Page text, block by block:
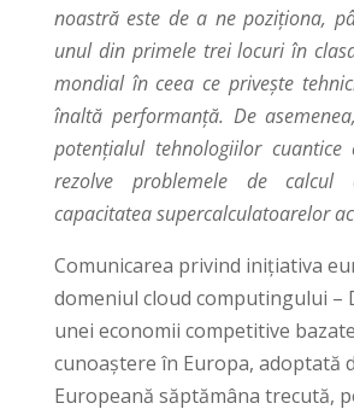
noastră este de a ne poziționa,
unul din primele trei locuri în
mondial în ceea ce privește
înaltă performanță. De
potențialul tehnologiilor
rezolve problemele de calcul
capacitatea supercalculatoarelor
Comunicarea privind inițiativa
domeniul cloud computingului –
unei economii competitive
cunoaștere în Europa, adoptată
Europeană săptămâna trecută,